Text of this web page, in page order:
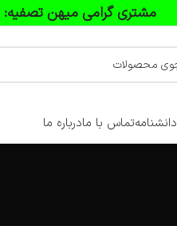
مشتری گرامی میهن تصفیه:
دانشنامهتماس با مادرباره ما